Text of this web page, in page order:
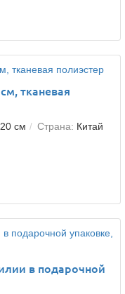
тканевая
см Страна: Китай
в подарочной